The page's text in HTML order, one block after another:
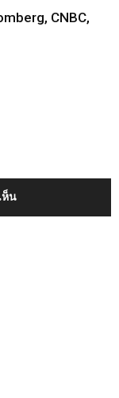
CNBC,
ห็น